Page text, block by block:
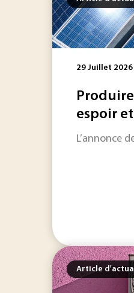
29 Juillet 2026
espoir
L’annonce
Article